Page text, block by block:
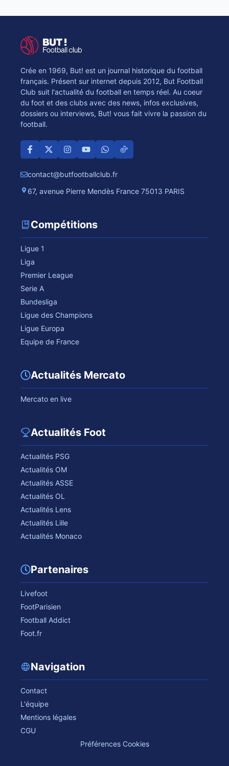
Crée en 1969, But! est un journal historique du football
français. Présent sur internet depuis 2012, But Football
Club suit l'actualité du football en temps réel. Au coeur
du foot et des clubs avec des news, infos exclusives,
dossiers ou interviews, But! vous fait vivre la passion du
football.
contact@butfootballclub.fr
67, avenue Pierre Mendès France 75013 PARIS
Compétitions
Ligue 1
Liga
Premier League
Serie A
Bundesliga
Ligue des Champions
Ligue Europa
Equipe de France
Actualités Mercato
Mercato en live
Actualités Foot
Actualités PSG
Actualités OM
Actualités ASSE
Actualités OL
Actualités Lens
Actualités Lille
Actualités Monaco
Partenaires
Livefoot
FootParisien
Football Addict
Foot.fr
Navigation
Contact
L'équipe
Mentions légales
CGU
Préférences Cookies